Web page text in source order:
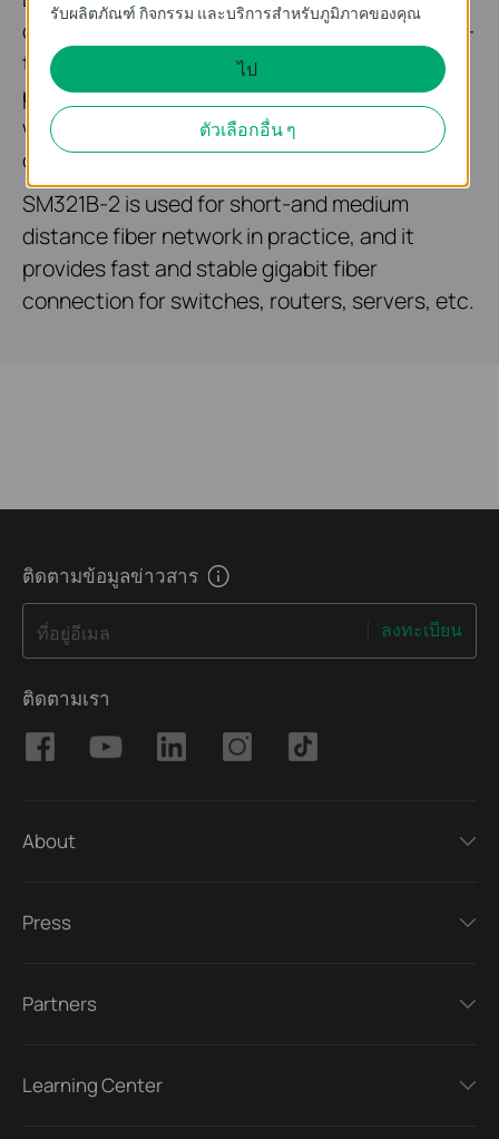
compatible with SFF-8472. DDM supports real-
time monitoring of the transceiver, and shows
parameters including the transceiver current
which transmits/receives optical power and
operating temperature.
SM321B-2 is used for short-and medium
distance fiber network in practice, and it
provides fast and stable gigabit fiber
connection for switches, routers, servers, etc.
ติดตามข้อมูลข่าวสาร
ที่อยู่อีเมล ลงทะเบียน
ติดตามเรา
About
Press
Partners
Learning Center
รับผลิตภัณฑ์ กิจกรรม และบริการสำหรับภูมิภาคของคุณ
ไป
ตัวเลือกอื่น ๆ